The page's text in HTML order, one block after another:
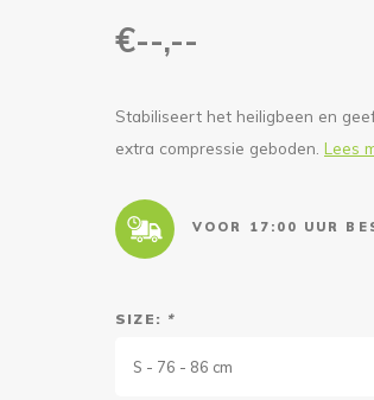
€--,--
Stabiliseert het heiligbeen en
extra compressie geboden. Lees
VOOR 17:00 UUR
SIZE: *
S - 76 - 86 cm